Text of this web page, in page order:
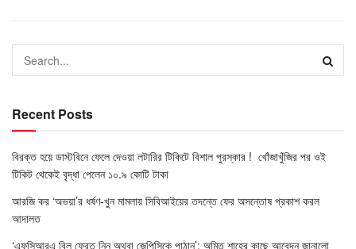
Recent Posts
বিরক্ত হয়ে ডাস্টবিনে ফেলে দেওয়া লটারির টিকিটে বিশাল পুরস্কার ! খোঁজাখুঁজির পর ওই
টিকিট থেকেই বৃদ্ধা পেলেন ১০.৯ কোটি টাকা
আরজি কর ‘অভয়া’র ধর্ষণ-খুন মামলায় সিবিআইয়ের তদন্তে ফের অসন্তোষ প্রকাশ করল
আদালত
‘এফসিআরএ বিল ফেরত নিন অথবা জেপিসিকে পাঠান’: অমিত শাহের কাছে আবেদন জানালো